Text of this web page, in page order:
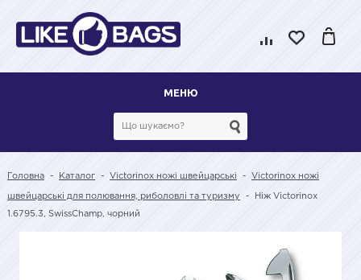
МЕНЮ
Головна - Каталог - Victorinox ножі швейцарські - Victorinox ножі
швейцарські для полювання, риболовлі та туризму - Ніж Victorinox
1.6795.3, SwissChamp, чорний